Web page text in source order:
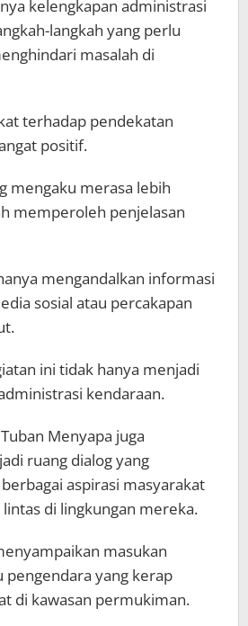
kelengkapan administrasi
langkah yang perlu
masalah di
terhadap pendekatan
positif.
mengaku merasa lebih
memperoleh penjelasan
mengandalkan informasi
sosial atau percakapan
ini tidak hanya menjadi
kendaraan.
Menyapa juga
ruang dialog yang
aspirasi masyarakat
di lingkungan mereka.
masukan
pengendara yang kerap
di kawasan permukiman.